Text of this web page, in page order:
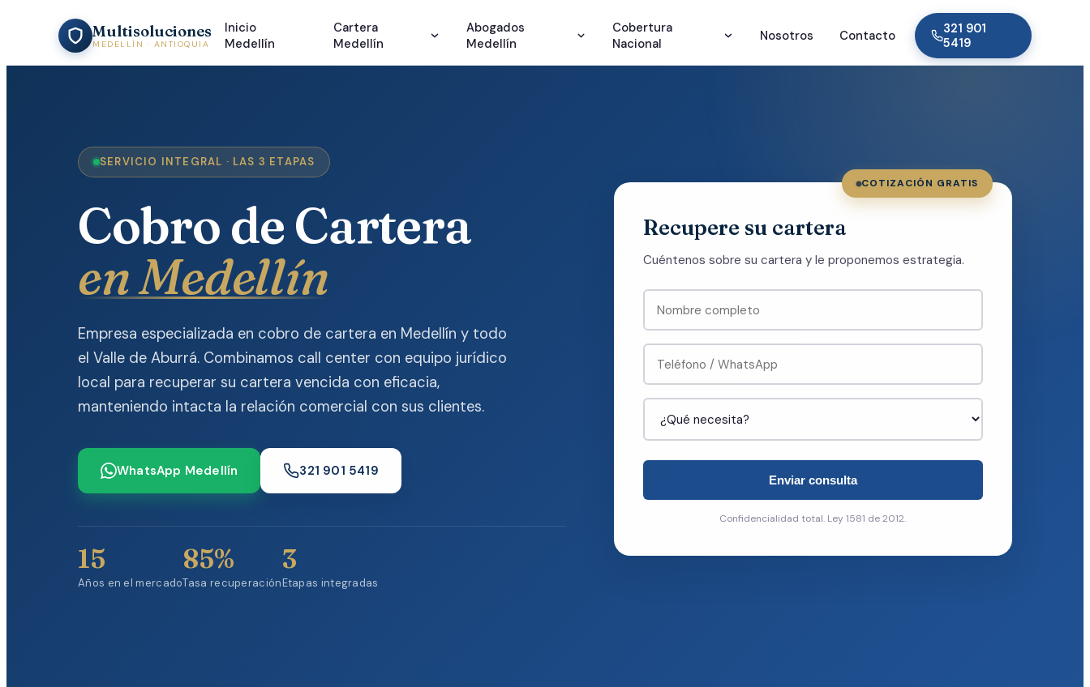
Multisoluciones
MEDELLÍN · ANTIOQUIA
Inicio
Medellín
Cartera
Medellín
Abogados
Medellín
Cobertura
Nacional
Nosotros Contacto
321 901
5419
SERVICIO INTEGRAL · LAS 3 ETAPAS
Cobro de Cartera
en Medellín
Empresa especializada en cobro de cartera en Medellín y todo
el Valle de Aburrá. Combinamos call center con equipo jurídico
local para recuperar su cartera vencida con eficacia,
manteniendo intacta la relación comercial con sus clientes.
WhatsApp Medellín 321 901 5419
15
Años en el mercado
85%
Tasa recuperación
3
Etapas integradas
COTIZACIÓN GRATIS
Recupere su cartera
Cuéntenos sobre su cartera y le proponemos estrategia.
Enviar consulta
Confidencialidad total. Ley 1581 de 2012.